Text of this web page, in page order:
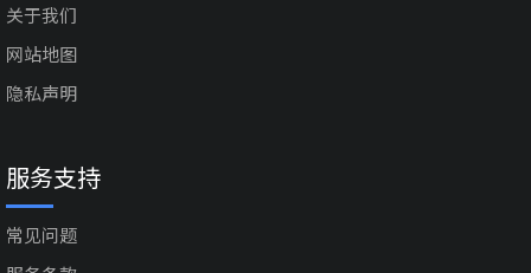
关于我们
网站地图
隐私声明
服务支持
常见问题